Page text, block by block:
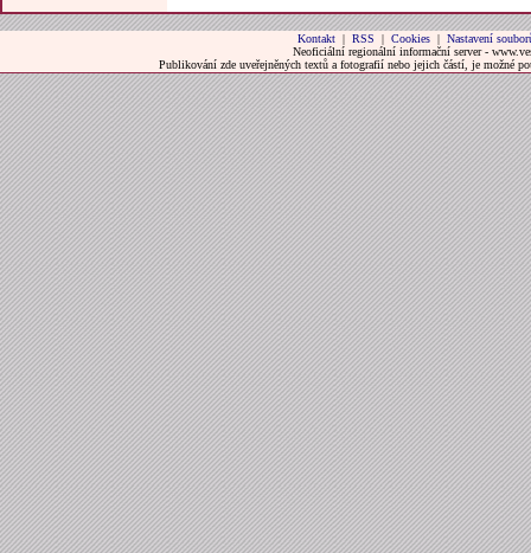
Kontakt| RSS | Cookies| Nastavení
Neoficiální regionální informační server -
Publikování zde uveřejněných textů a fotografií nebo jejich částí, je možné